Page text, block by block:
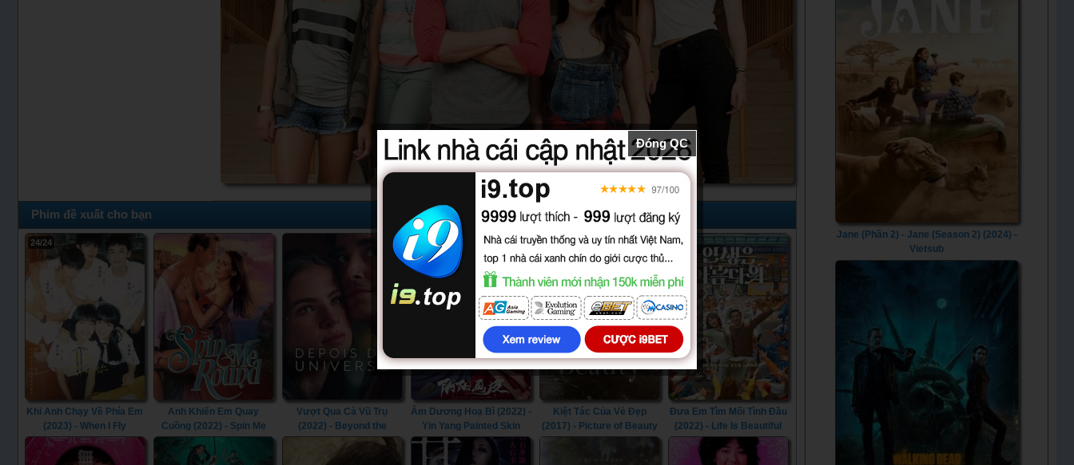
Phim đề xuất cho bạn
24/24
Khi Anh Chạy Về Phía Em
(2023) - When I Fly
Towards You (2023)
Anh Khiến Em Quay
Cuồng (2022) - Spin Me
Round (2022)
Vượt Qua Cả Vũ Trụ
(2022) - Beyond the
Universe (2022)
Âm Dương Hoạ Bì (2022) -
Yin Yang Painted Skin
(2022)
Kiệt Tác Của Vẻ Đẹp
(2017) - Picture of Beauty
Đưa Em Tìm Mối Tình Đầu
(2022) - Life Is Beautiful
(2022)
Jane (Phần 2) - Jane (Season 2) (2024) -
Vietsub
Đóng QC